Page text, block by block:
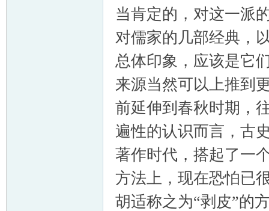
当肯定的，对这一派
对儒家的几部经典，
总体印象，应该是它
来源当然可以上推到
前延伸到春秋时期，
遍性的认识而言，古
著作时代，搭起了一
方法上，现在恐怕已
胡适称之为“剥皮”的